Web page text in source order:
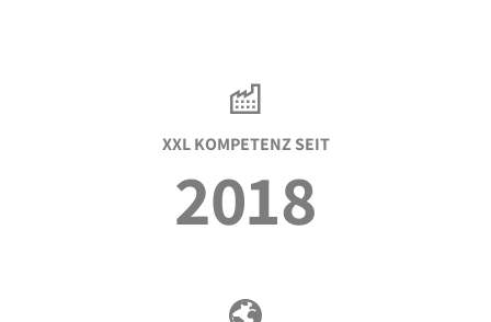
XXL KOMPETENZ SEIT
2018